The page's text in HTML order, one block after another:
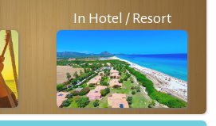
In Hotel / Resort